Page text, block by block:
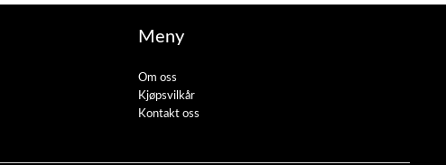
Meny
Om oss
Kjøpsvilkår
Kontakt oss